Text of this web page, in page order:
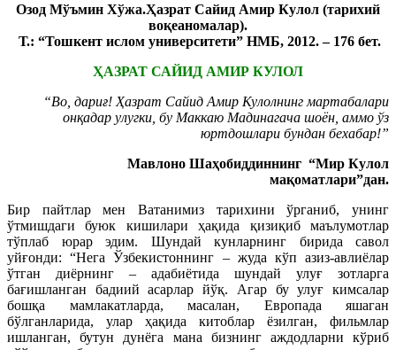
Озод Мўъмин Хўжа.Ҳазрат Сайид Амир Кулол (тарихий
воқеаномалар).
Т.: “Тошкент ислом университети” НМБ, 2012. – 176 бет.
ҲАЗРАТ САЙИД АМИР КУЛОЛ
“Во, дариғ! Ҳазрат Сайид Амир Кулолнинг мартабалари
онқадар улугки, бу Маккаю Мадинагача шоён, аммо ўз
юртдошлари бундан бехабар!”
Мавлоно Шаҳобиддиннинг “Мир Кулол
мақоматлари”дан.
Бир пайтлар мен Ватанимиз тарихини ўрганиб, унинг
ўтмишдаги буюк кишилари ҳақида қизиқиб маълумотлар
тўплаб юрар эдим. Шундай кунларнинг бирида савол
уйғонди: “Нега Ўзбекистоннинг – жуда кўп азиз-авлиёлар
ўтган диёрнинг – адабиётида шундай улуғ зотларга
бағишланган бадиий асарлар йўқ. Агар бу улуғ кимсалар
бошқа мамлакатларда, масалан, Европада яшаган
бўлганларида, улар ҳақида китоблар ёзилган, фильмлар
ишланган, бутун дунёга мана бизнинг аждодларни кўриб